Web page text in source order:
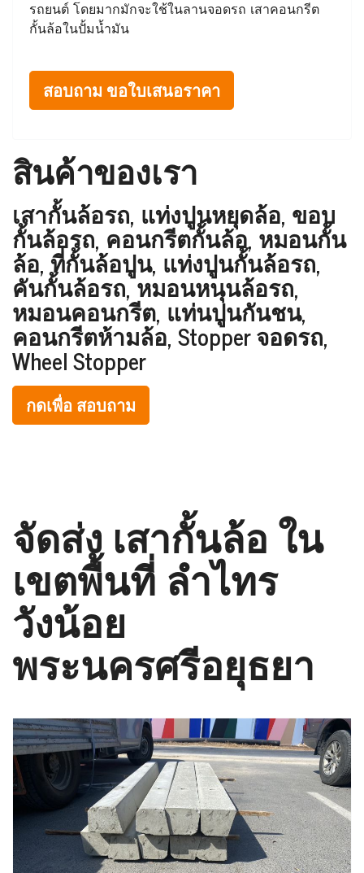
รถยนต์ โดยมากมักจะใช้ในลานจอดรถ เสาคอนกรีต
กั้นล้อในปั้มน้ำมัน
สอบถาม ขอใบเสนอราคา
สินค้าของเรา
เสากั้นล้อรถ, แท่งปูนหยุดล้อ, ขอบ
กั้นล้อรถ, คอนกรีตกั้นล้อ, หมอนกั้น
ล้อ, ที่กั้นล้อปูน, แท่งปูนกั้นล้อรถ,
คันกั้นล้อรถ, หมอนหนุนล้อรถ,
หมอนคอนกรีต, แท่นปูนกันชน,
คอนกรีตห้ามล้อ, Stopper จอดรถ,
Wheel Stopper
กดเพื่อ สอบถาม
จัดส่ง เสากั้นล้อ ใน
เขตพื้นที่ ลำไทร
วังน้อย
พระนครศรีอยุธยา